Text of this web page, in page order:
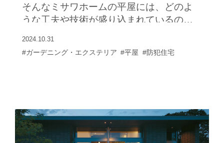
そんなミサワホームの平屋には、どのよ
うな工夫や技術が盛り込まれているのだ
のポイントを具体的に見ていこう。
2024.10.31
#ガーデニング・エクステリア #平屋 #防犯住宅